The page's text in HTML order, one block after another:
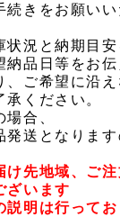
をお願いい
況と納期目
品日等をお伝
、ご希望に沿え
ください。
合、
送となります
先地域、ご
ざいます
明は行ってお